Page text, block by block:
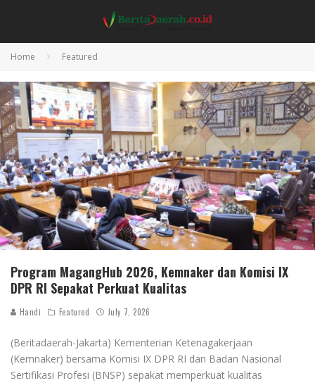
Home Featured
Program MagangHub 2026, Kemnaker dan Komisi IX
DPR RI Sepakat Perkuat Kualitas
Handi Featured July 7, 2026
(Beritadaerah-Jakarta) Kementerian Ketenagakerjaan
(Kemnaker) bersama Komisi IX DPR RI dan Badan Nasional
Sertifikasi Profesi (BNSP) sepakat memperkuat kualitas